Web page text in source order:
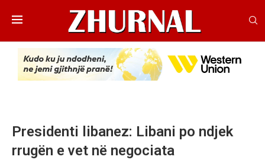
Presidenti libanez: Libani po ndjek
rrugën e vet në negociata